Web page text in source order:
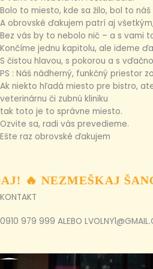
Bolo to miesto, kde sa žilo, bol to
A obrovské ďakujem patrí aj
Bez vás by to nebolo nič – a s vami
Končíme jednu kapitolu, ale ideme
S čistou hlavou, s pokorou a s
PS : Náš nádherný, funkčný priestor
Ak niekto hľadá miesto pre bistro,
veterinárnu či zubnú kliniku
tak toto je to správne miesto.
Ozvite sa, radi vás prevedieme.
Ešte raz obrovské ďakujem
🔥 NEZMEŠKAJ
KONTAKT
0910 979 999 ALEBO